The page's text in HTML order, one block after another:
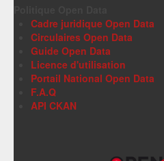
Cadre juridique Open Data
Circulaires Open Data
Guide Open Data
Licence d'utilisation
Portail National Open Data
F.A.Q
API CKAN